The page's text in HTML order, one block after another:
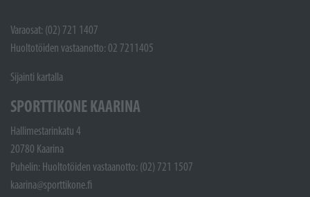
Varaosat: (02) 721 1407
Huoltotöiden vastaanotto: 02 7211405
Sijainti kartalla
SPORTTIKONE KAARINA
Hallimestarinkatu 4
20780 Kaarina
Puhelin: Huoltotöiden vastaanotto: (02) 721 1507
kaarina@sporttikone.fi